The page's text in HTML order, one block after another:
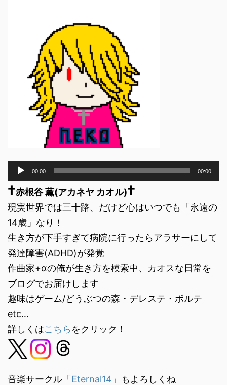
プ
ー
ヤ
ー
00:00 00:00
†赤根谷 薫(アカネヤ カオル)†
現実世界では三十路、だけど心はいつでも「永遠の
14歳」なり！
生き方が下手すぎて病院に行ったらアラサーにして
発達障害(ADHD)が発覚
作曲家+αの俺が生き方を模索中、カオスな日常を
ブログでお届けします
趣味はゲーム/どうぶつの森・デレステ・ボルテ
etc…
詳しくはこちら をクリック！
音楽サークル「Eternal14 」もよろしくね